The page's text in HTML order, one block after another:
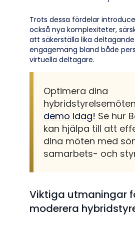
Trots dessa fördelar
också nya komplexiteter,
att säkerställa lika
engagemang bland både
virtuella deltagare.
Optimera dina
demo idag! Se hur
kan hjälpa till att
dina möten med
samarbets- och
Viktiga utmaningar
moderera